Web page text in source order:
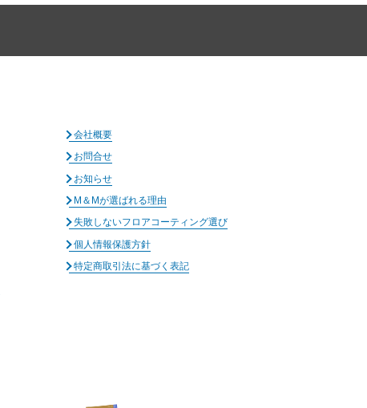
会社概要
お問合せ
お知らせ
M＆Mが選ばれる理由
失敗しないフロアコーティング選び
個人情報保護方針
特定商取引法に基づく表記